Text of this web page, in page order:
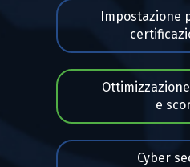
Impostazione
e
Cyber